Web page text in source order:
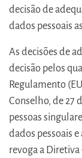
decisão de
dados pessoais
As decisões de
decisão pelos
Regulamento
Conselho, de 27
pessoas
dados pessoais
revoga a Diretiva